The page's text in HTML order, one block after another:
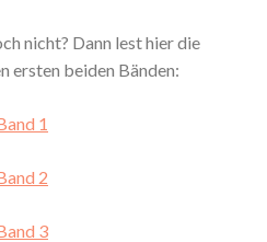
nicht? Dann lest hier die
ersten beiden Bänden:
1
2
3